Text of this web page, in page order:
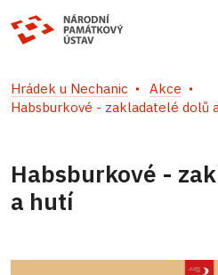
Hrádek u Nechanic
Akce
Habsburkové - zakladatelé dolů
Habsburkové -
a hutí